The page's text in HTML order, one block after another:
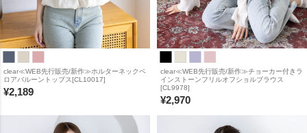
clear≪WEB先行販売/新作≫ホルターネックベ
ロアバルーントップス[CL10017]
¥2,189
clear≪WEB先行販売/新作≫チョーカー付きラ
インストーンフリルオフショルブラウス
[CL9978]
¥2,970